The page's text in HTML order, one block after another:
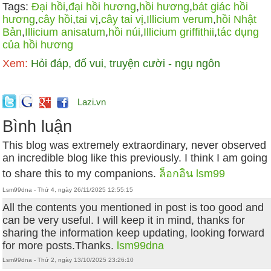
Tags:Đại hồi,đại hồi hương,hồi hương,bát giác hồi
hương,cây hồi,tai vị,cây tai vị,Illicium verum,hồi Nhật
Bản,Illicium anisatum,hồi núi,Illicium griffithii,tác dụng
của hồi hương
Xem: Hỏi đáp, đố vui, truyện cười - ngụ ngôn
Lazi.vn
Bình luận
This blog was extremely extraordinary, never observed
an incredible blog like this previously. I think I am going
to share this to my companions. ล็อกอิน lsm99
Lsm99dna - Thứ 4, ngày 26/11/2025 12:55:15
All the contents you mentioned in post is too good and
can be very useful. I will keep it in mind, thanks for
sharing the information keep updating, looking forward
for more posts.Thanks. lsm99dna
Lsm99dna - Thứ 2, ngày 13/10/2025 23:26:10